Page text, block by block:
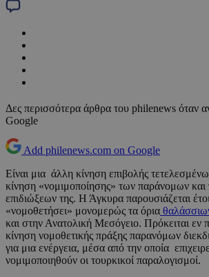
Δες περισσότερα άρθρα του philenews όταν
Google
Add philenews.com on Google
Είναι μια άλλη κίνηση επιβολής
κίνηση «νομιμοποίησης» των παράνομων
επιδιώξεων της. Η Άγκυρα παρουσιάζεται
«νομοθετήσει» μονομερώς τα όρια
και στην Ανατολική Μεσόγειο. Πρόκειται εν
κίνηση νομοθετικής πράξης παρανόμων
για μια ενέργεια, μέσα από την οποία
νομιμοποιηθούν οι τουρκικοί παραλογισμοί.